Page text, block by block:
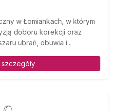
w Łomiankach, w którym
doboru korekcji oraz
ubrań, obuwia i...